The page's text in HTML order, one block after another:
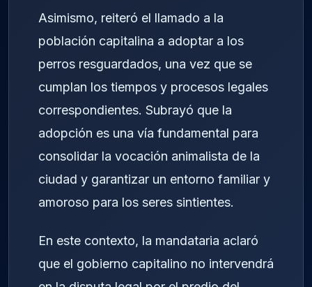
Asimismo, reiteró el llamado a la
población capitalina a adoptar a los
perros resguardados, una vez que se
cumplan los tiempos y procesos legales
correspondientes. Subrayó que la
adopción es una vía fundamental para
consolidar la vocación animalista de la
ciudad y garantizar un entorno familiar y
amoroso para los seres sintientes.
En este contexto, la mandataria aclaró
que el gobierno capitalino no intervendrá